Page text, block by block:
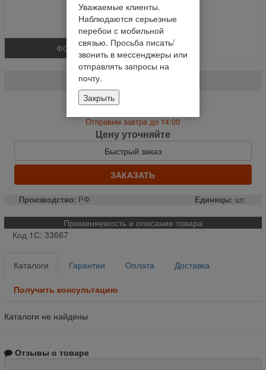
ФОТО
Вал колебательный**+ (шт.)
На складе
Отправим завтра до 14:00
Цену уточняйте
Быстрый заказ
ЗАКАЗАТЬ
Производство: РФ Единицы: шт.
Применяемость и описание товара
Код 1С: 33667
Каталоги Гарантии Оплата Доставка
Получить консультацию
Каталоги не найдены
Отзывы о товаре
Уважаемые клиенты.
Наблюдаются серьезные
перебои с мобильной
связью. Просьба писать/
звонить в мессенджеры или
отправлять запросы на
почту.
Закрыть